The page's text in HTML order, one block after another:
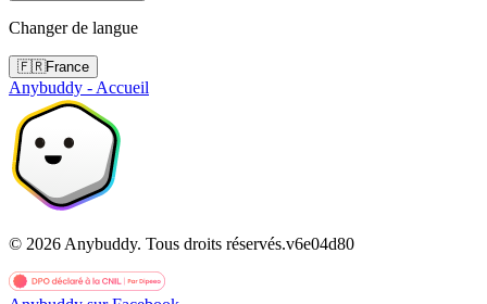
Changer de langue
🇫🇷France
Anybuddy - Accueil
© 2026 Anybuddy. Tous droits réservés.v6e04d80